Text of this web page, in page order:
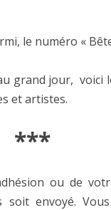
le numéro «
grand jour, voici
et artistes.
***
ou de
envoyé.